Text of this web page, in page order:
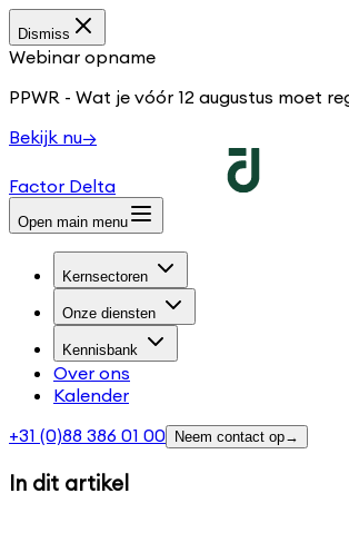
Dismiss
Webinar opname
PPWR - Wat je vóór 12 augustus moet
Bekijk nu→
Factor Delta
Open main menu
Kernsectoren
Onze diensten
Kennisbank
Over ons
Kalender
+31 (0)88 386 01 00
Neem contact op→
In dit artikel